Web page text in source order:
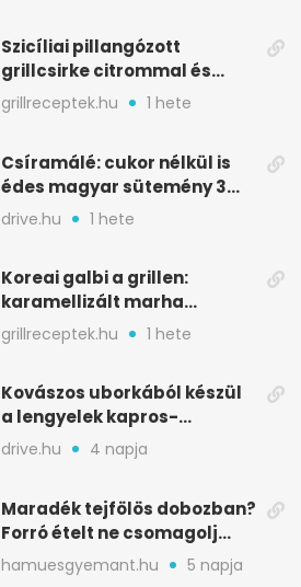
Szicíliai pillangózott
grillcsirke citrommal és
oregánóval
grillreceptek.hu 1 hete
Csíramálé: cukor nélkül is
édes magyar sütemény 3
alapanyagból
drive.hu 1 hete
Koreai galbi a grillen:
karamellizált marha
rövidborda gyorsan
grillreceptek.hu 1 hete
Kovászos uborkából készül
a lengyelek kapros-
savanykás levese
drive.hu 4 napja
Maradék tejfölös dobozban?
Forró ételt ne csomagolj
ilyen tégelybe
hamuesgyemant.hu 5 napja